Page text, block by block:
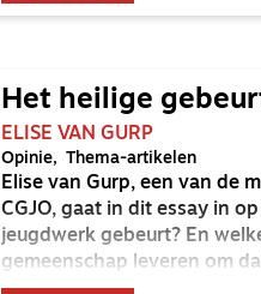
Het heilige
ELISE VAN GURP
Opinie Thema-artikelen
Elise van Gurp, een van de
CGJO, gaat in dit essay in
jeugdwerk gebeurt? En
gemeenschap leveren om